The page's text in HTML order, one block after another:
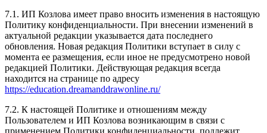
7.1. ИП Козлова имеет право вносить изменения в настоящую
Политику конфиденциальности. При внесении изменений в
актуальной редакции указывается дата последнего
обновления. Новая редакция Политики вступает в силу с
момента ее размещения, если иное не предусмотрено новой
редакцией Политики. Действующая редакция всегда
находится на странице по адресу
https://education.dreamanddrawonline.ru/
7.2. К настоящей Политике и отношениям между
Пользователем и ИП Козлова возникающим в связи с
применением Политики конфиденциальности, подлежит